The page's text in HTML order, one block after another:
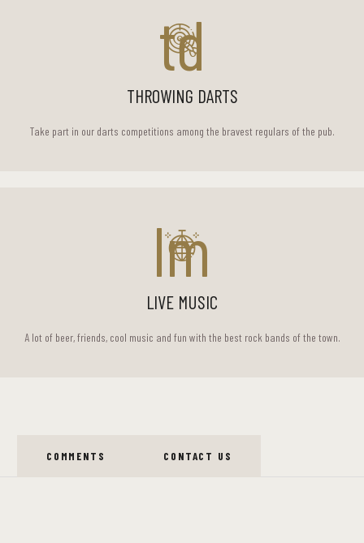
td
THROWING DARTS
Take part in our darts competitions among the bravest regulars of the pub.
lm
LIVE MUSIC
A lot of beer, friends, cool music and fun with the best rock bands of the town.
COMMENTS CONTACT US